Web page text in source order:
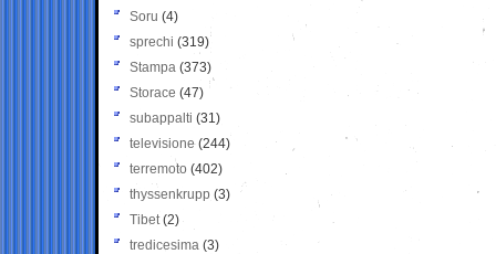
Soru (4)
sprechi (319)
Stampa (373)
Storace (47)
subappalti (31)
televisione(244)
terremoto (402)
thyssenkrupp (3)
Tibet(2)
tredicesima (3)